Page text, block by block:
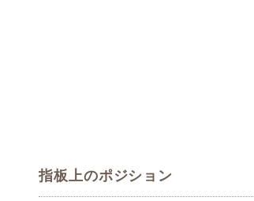
指板上のポジション